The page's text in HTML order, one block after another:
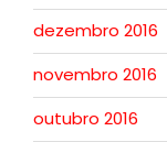
dezembro 2016
novembro 2016
outubro 2016